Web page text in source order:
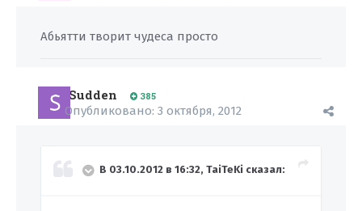
Абьятти творит чудеса просто
Sudden 385
Опубликовано: 3 октября, 2012
В 03.10.2012 в 16:32, TaiTeKi сказал: